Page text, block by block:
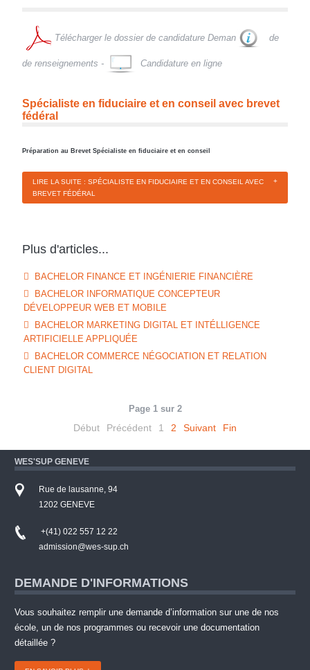
Télécharger le dossier de candidature Deman de
de renseignements - Candidature en ligne
Spécialiste en fiduciaire et en conseil avec brevet
fédéral
Préparation au Brevet Spécialiste en fiduciaire et en conseil
LIRE LA SUITE : SPÉCIALISTE EN FIDUCIAIRE ET EN CONSEIL AVEC
BREVET FÉDÉRAL
Plus d'articles...
BACHELOR FINANCE ET INGÉNIERIE FINANCIÈRE
BACHELOR INFORMATIQUE CONCEPTEUR
DÉVELOPPEUR WEB ET MOBILE
BACHELOR MARKETING DIGITAL ET INTÉLLIGENCE
ARTIFICIELLE APPLIQUÉE
BACHELOR COMMERCE NÉGOCIATION ET RELATION
CLIENT DIGITAL
Page 1 sur 2
Début Précédent 1 2 Suivant Fin
WES'SUP GENEVE
Rue de lausanne, 94
1202 GENEVE
+(41) 022 557 12 22
admission@wes-sup.ch
DEMANDE D'INFORMATIONS
Vous souhaitez remplir une demande d’information sur une de nos
école, un de nos programmes ou recevoir une documentation
détaillée ?